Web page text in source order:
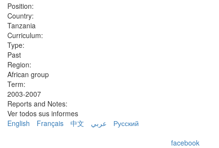
Position:
Country:
Tanzania
Curriculum:
Type:
Past
Region:
African group
Term:
2003-2007
Reports and Notes:
Ver todos sus informes
English
Français 中文 عربي
Русский
facebook